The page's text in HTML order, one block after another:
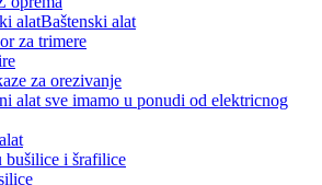
Baštenski alat
za trimere
za orezivanje
bušilice i šrafilice